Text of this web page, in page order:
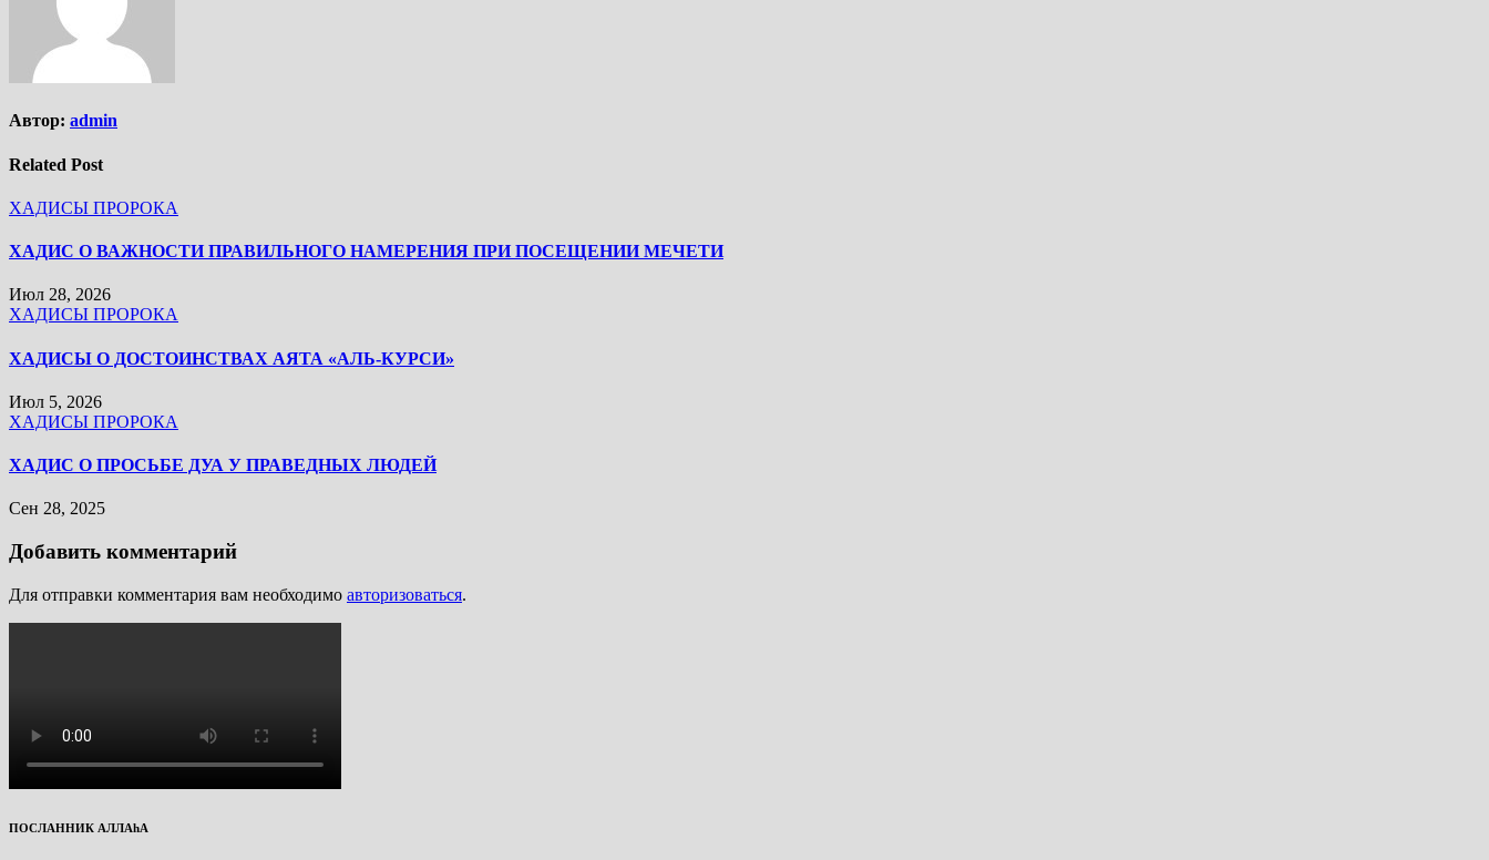
Автор: admin
Related Post
ХАДИСЫ ПРОРОКА
ХАДИС О ВАЖНОСТИ ПРАВИЛЬНОГО НАМЕРЕНИЯ ПРИ ПОСЕЩЕНИИ МЕЧЕТИ
Июл 28, 2026
ХАДИСЫ ПРОРОКА
ХАДИСЫ О ДОСТОИНСТВАХ АЯТА «АЛЬ-КУРСИ»
Июл 5, 2026
ХАДИСЫ ПРОРОКА
ХАДИС О ПРОСЬБЕ ДУА У ПРАВЕДНЫХ ЛЮДЕЙ
Сен 28, 2025
Добавить комментарий
Для отправки комментария вам необходимо авторизоваться.
ПОСЛАННИК АЛЛАhА